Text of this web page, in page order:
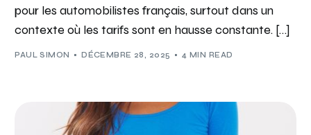
pour les automobilistes français, surtout dans un
contexte où les tarifs sont en hausse constante. […]
PAUL SIMON DÉCEMBRE 28, 2025 4 MIN READ